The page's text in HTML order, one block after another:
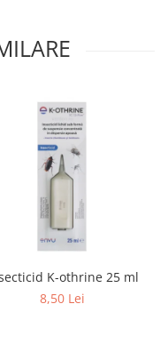
K-othrine 25 ml
8,50 Lei